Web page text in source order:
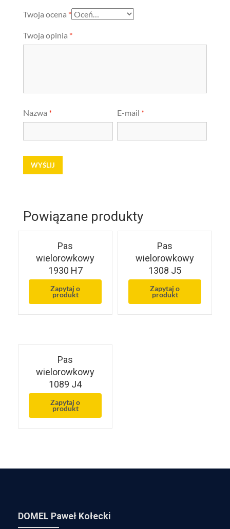
Twoja ocena *
Twoja opinia *
Nazwa * E-mail *
Powiązane produkty
Pas
wielorowkowy
1930 H7
Zapytaj o
produkt
Pas
wielorowkowy
1308 J5
Zapytaj o
produkt
Pas
wielorowkowy
1089 J4
Zapytaj o
produkt
DOMEL Paweł Kołecki